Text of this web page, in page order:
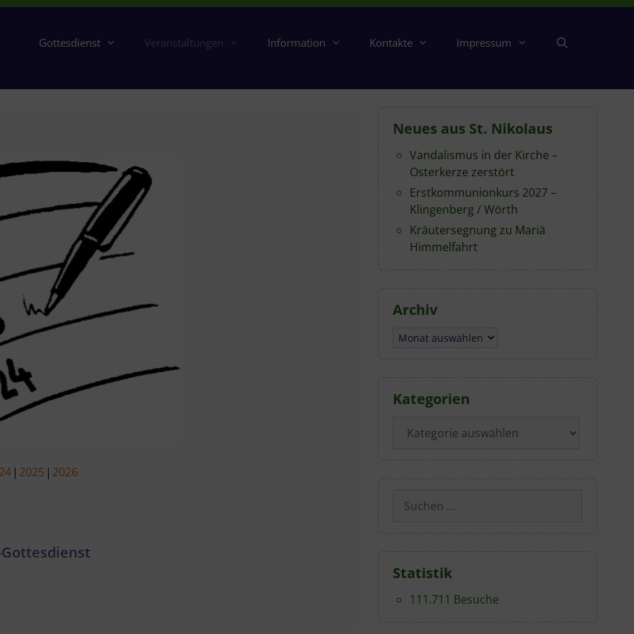
Gottesdienst Veranstaltungen Information Kontakte Impressum
2025 2026
Neues aus St. Nikolaus
Vandalismus in der Kirche –
Osterkerze zerstört
Erstkommunionkurs 2027 –
Klingenberg / Wörth
Kräutersegnung zu Mariä
Himmelfahrt
Archiv
Archiv
Kategorien
Suchen
nach:
Statistik
111.711 Besuche